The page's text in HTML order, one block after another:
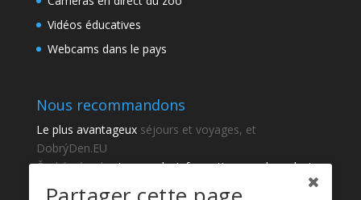
Vidéos éducatives
Webcams dans le pays
Nous recommandons
Le plus avantageux séjours et voyages, et
DobrýDen.EU
Českénávodyet manuels. Informations sur le cadastre